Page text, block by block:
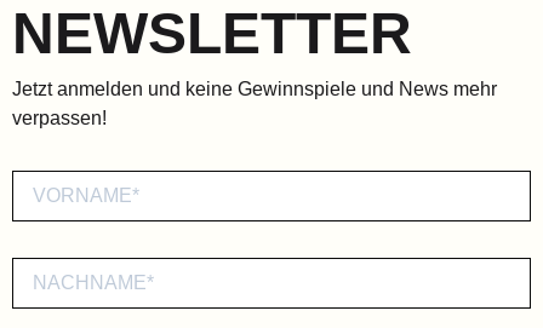
NEWSLETTER
Jetzt anmelden und keine Gewinnspiele und News mehr
verpassen!